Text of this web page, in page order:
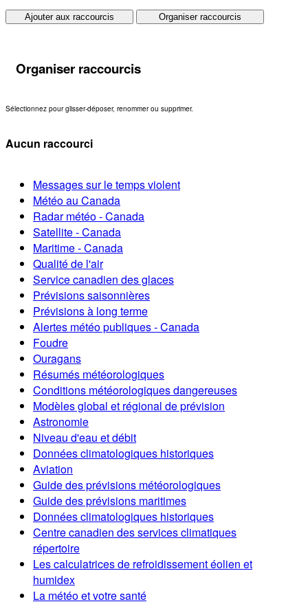
Ajouter aux raccourcis Organiser raccourcis
Organiser raccourcis
Sélectionnez pour glisser-déposer, renommer ou supprimer.
Aucun raccourci
Messages sur le temps violent
Météo au Canada
Radar météo - Canada
Satellite - Canada
Maritime - Canada
Qualité de l'air
Service canadien des glaces
Prévisions saisonnières
Prévisions à long terme
Alertes météo publiques - Canada
Foudre
Ouragans
Résumés météorologiques
Conditions météorologiques dangereuses
Modèles global et régional de prévision
Astronomie
Niveau d'eau et débit
Données climatologiques historiques
Aviation
Guide des prévisions météorologiques
Guide des prévisions maritimes
Données climatologiques historiques
Centre canadien des services climatiques
répertoire
Les calculatrices de refroidissement éolien et
humidex
La météo et votre santé